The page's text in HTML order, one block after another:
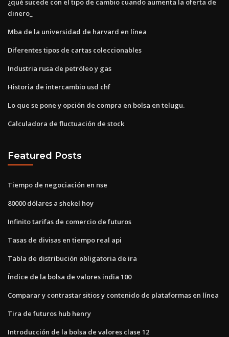
¿qué sucede con el tipo de cambio cuando aumenta la oferta de
dinero_
Mba de la universidad de harvard en línea
Diferentes tipos de cartas coleccionables
Industria rusa de petróleo y gas
Historia de intercambio usd chf
Lo que se pone y opción de compra en bolsa en telugu.
Calculadora de fluctuación de stock
Featured Posts
Tiempo de negociación en nse
80000 dólares a shekel hoy
Infinito tarifas de comercio de futuros
Tasas de divisas en tiempo real api
Tabla de distribución obligatoria de ira
Índice de la bolsa de valores india 100
Comparar y contrastar sitios y contenido de plataformas en línea
Tira de futuros hub henry
Introducción de la bolsa de valores clase 12